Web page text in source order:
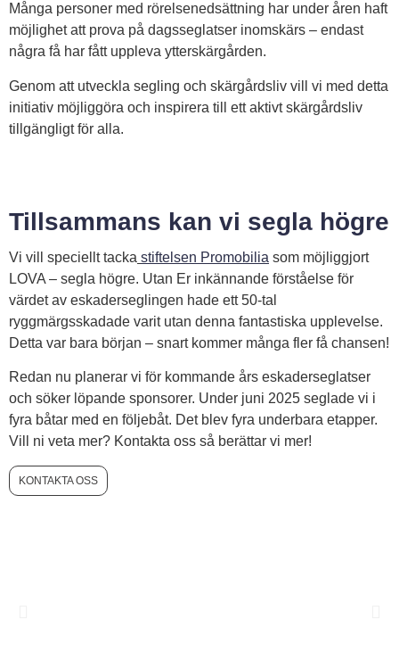
Många personer med rörelsenedsättning har under åren haft
möjlighet att prova på dagsseglatser inomskärs – endast
några få har fått uppleva ytterskärgården.
Genom att utveckla segling och skärgårdsliv vill vi med detta
initiativ möjliggöra och inspirera till ett aktivt skärgårdsliv
tillgängligt för alla.
Tillsammans kan vi segla högre
Vi vill speciellt tacka stiftelsen Promobilia som möjliggjort
LOVA – segla högre. Utan Er inkännande förståelse för
värdet av eskaderseglingen hade ett 50-tal
ryggmärgsskadade varit utan denna fantastiska upplevelse.
Detta var bara början – snart kommer många fler få chansen!
Redan nu planerar vi för kommande års eskaderseglatser
och söker löpande sponsorer. Under juni 2025 seglade vi i
fyra båtar med en följebåt. Det blev fyra underbara etapper.
Vill ni veta mer? Kontakta oss så berättar vi mer!
KONTAKTA OSS